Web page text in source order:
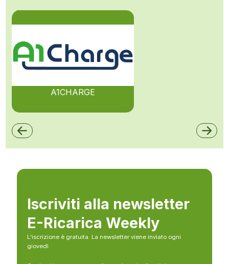
A1CHARGE
Iscriviti alla newsletter
E-Ricarica Weekly
L’iscrizione è gratuita. La newsletter viene inviato ogni
giovedì